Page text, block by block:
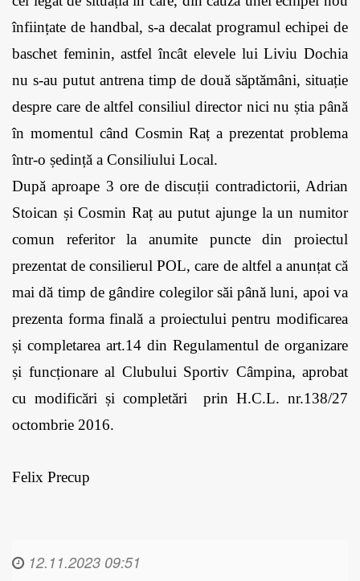
înființate de handbal, s-a decalat programul echipei de
baschet feminin, astfel încât elevele lui Liviu Dochia
nu s-au putut antrena timp de două săptămâni, situație
despre care de altfel consiliul director nici nu știa până
în momentul când Cosmin Raț a prezentat problema
într-o ședință a Consiliului Local.
După aproape 3 ore de discuții contradictorii, Adrian
Stoican și Cosmin Raț au putut ajunge la un numitor
comun referitor la anumite puncte din proiectul
prezentat de consilierul POL, care de altfel a anunțat că
mai dă timp de gândire colegilor săi până luni, apoi va
prezenta forma finală a proiectului pentru modificarea
și completarea art.14 din Regulamentul de organizare
și funcționare al Clubului Sportiv Câmpina, aprobat
cu modificări și completări  prin H.C.L. nr.138/27
octombrie 2016.
Felix Precup
12.11.2023 09:51